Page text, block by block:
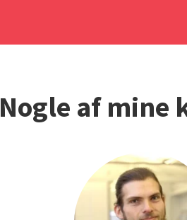
Nogle af mine